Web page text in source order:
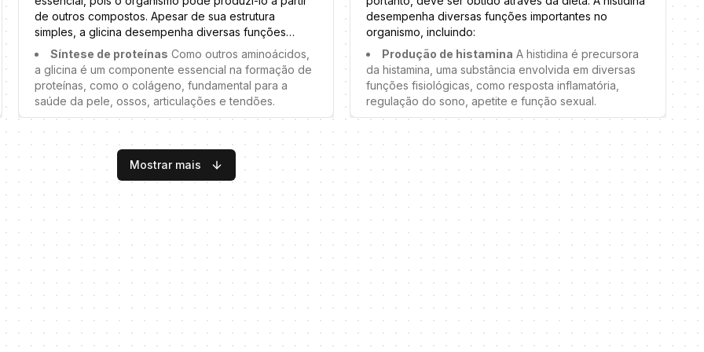
produção de anticorpos e outras células do sistema
imunológico, ajudando a fortalecer as defesas do
organismo contra infecções.
Regulação do açúcar no sangueA alanina pode
ajudar a estabilizar os níveis de açúcar no sangue,
sendo benéfica para pessoas com diabetes ou
resistência à insulina.
Função imunológicaA arginina estimula a
produção de células do sistema imunológico, como
linfócitos e macrófagos, ajudando a fortalecer as
defesas do organismo contra infecções.
CicatrizaçãoA arginina promove a produção de
colágeno, uma proteína essencial para a formação de
novos tecidos, acelerando o processo de
cicatrização de feridas.
DesintoxicaçãoA arginina participa do ciclo da
ureia, auxiliando na eliminação de amônia, um
de outros compostos. Apesar de sua estrutura
simples, a glicina desempenha diversas funções
importantes no organismo, incluindo:
Síntese de proteínas Como outros aminoácidos,
a glicina é um componente essencial na formação de
proteínas, como o colágeno, fundamental para a
saúde da pele, ossos, articulações e tendões.
Neurotransmissor A glicina atua como
ajudando a regular a atividade neuronal e
promovendo o relaxamento e o sono.
Produção de creatina A glicina é um dos três
aminoácidos necessários para a síntese de creatina,
um composto importante para a produção de energia
Desintoxicação
A glicina participa da produção
as células contra danos causados por radicais livres e
auxilia na eliminação de toxinas.
Regulação do açúcar no sangue A glicina pode
melhorar a sensibilidade à insulina, auxiliando no
desempenha diversas funções importantes no
organismo, incluindo:
Produção de histamina A histidina é precursora
da histamina, uma substância envolvida em diversas
funções fisiológicas, como resposta inflamatória,
regulação do sono, apetite e função sexual.
Síntese de proteínas
Como outros aminoácidos,
de proteínas, contribuindo para a construção e
reparo de tecidos.
Manutenção da bainha de mielinaA histidina é
importante para a formação e manutenção da bainha
de mielina, uma camada protetora que envolve os
nervosos.
necessária para a síntese de hemoglobina, a proteína
responsável pelo transporte de oxigênio no sangue.
Metabolismo de metais
A histidina auxilia na
absorção e metabolismo de metais essenciais,
Mostrar mais